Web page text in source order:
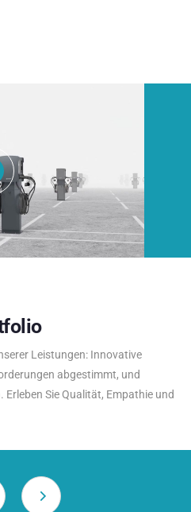
Leistungen: Innovative
abgestimmt, und
Sie Qualität, Empathie und